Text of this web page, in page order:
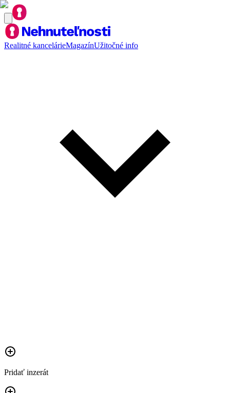
Realitné kancelárieMagazínUžitočné info
Pridať inzerát